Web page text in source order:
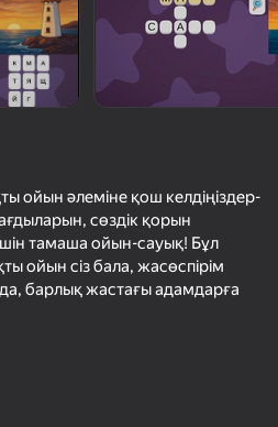
көлденең
ғана істейді
ойын әлеміне қош келдіңіздер-
сөздік қорын
тамаша ойын-сауық! Бұл
ойын сіз бала, жасөспірім
барлық жастағы адамдарға
басқатырғыштар